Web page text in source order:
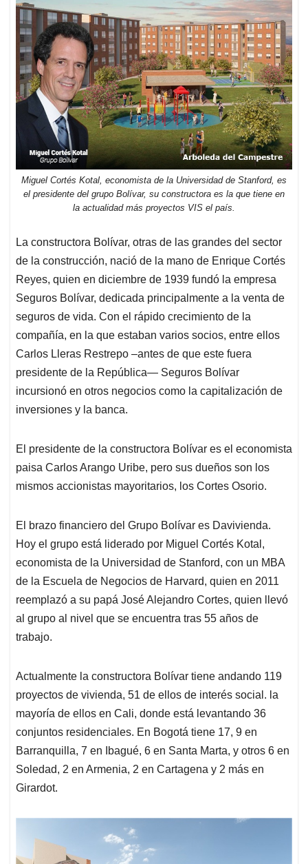
Miguel Cortés Kotal, economista de la Universidad de Stanford, es
el presidente del grupo Bolívar, su constructora es la que tiene en
la actualidad más proyectos VIS el país.
La constructora Bolívar, otras de las grandes del sector
de la construcción, nació de la mano de Enrique Cortés
Reyes, quien en diciembre de 1939 fundó la empresa
Seguros Bolívar, dedicada principalmente a la venta de
seguros de vida. Con el rápido crecimiento de la
compañía, en la que estaban varios socios, entre ellos
Carlos Lleras Restrepo –antes de que este fuera
presidente de la República— Seguros Bolívar
incursionó en otros negocios como la capitalización de
inversiones y la banca.
El presidente de la constructora Bolívar es el economista
paisa Carlos Arango Uribe, pero sus dueños son los
mismos accionistas mayoritarios, los Cortes Osorio.
El brazo financiero del Grupo Bolívar es Davivienda.
Hoy el grupo está liderado por Miguel Cortés Kotal,
economista de la Universidad de Stanford, con un MBA
de la Escuela de Negocios de Harvard, quien en 2011
reemplazó a su papá José Alejandro Cortes, quien llevó
al grupo al nivel que se encuentra tras 55 años de
trabajo.
Actualmente la constructora Bolívar tiene andando 119
proyectos de vivienda, 51 de ellos de interés social. la
mayoría de ellos en Cali, donde está levantando 36
conjuntos residenciales. En Bogotá tiene 17, 9 en
Barranquilla, 7 en Ibagué, 6 en Santa Marta, y otros 6 en
Soledad, 2 en Armenia, 2 en Cartagena y 2 más en
Girardot.